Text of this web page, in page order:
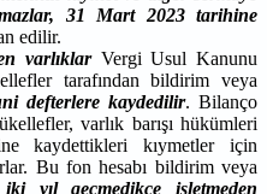
31 Mart 2023 tarihine
edilir.
varlıklarVergi Usul Kanunu
tarafından bildirim veya
defterlere kaydedilir. Bilanço
varlık barışı hükümleri
kaydettikleri kıymetler için
Bu fon hesabı bildirim veya
iki yıl geçmedikçe işletmeden